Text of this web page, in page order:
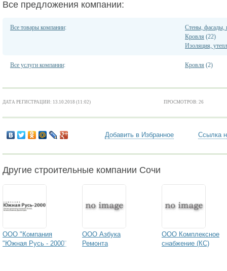
Все предложения компании:
Все товары компании:
Стены, фасады,
Кровля (22)
Изоляция,
Все услуги компании: Кровля (2)
ДАТА РЕГИСТРАЦИИ: 13.10.2018 (11:02) ПРОСМОТРОВ: 26
Добавить в Избранное Ссылка
Другие строительные компании Сочи
ООО "Компания
"Южная Русь - 2000"
ООО Азбука
Ремонта
ООО Комплексное
снабжение (КС)